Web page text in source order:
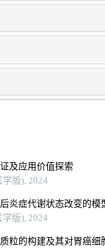
及应用价值探索
版), 2024
炎症代谢状态改变的模
版), 2024
粒的构建及其对胃癌细